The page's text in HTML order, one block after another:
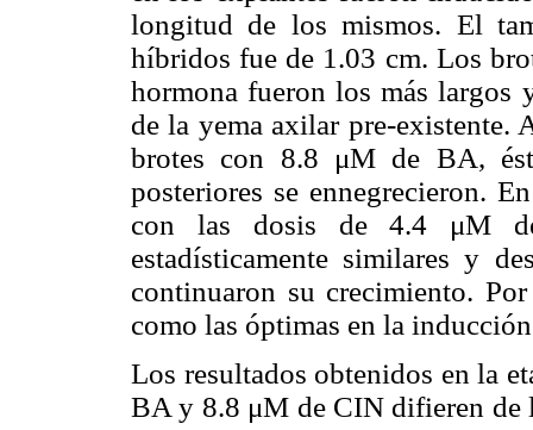
longitud de los mismos. El
híbridos fue de 1.03 cm. Los
hormona fueron los más largos
de la yema axilar pre-existente.
brotes con 8.8 μM de BA,
posteriores se ennegrecieron.
con las dosis de 4.4 μM
estadísticamente similares y
continuaron su crecimiento.
como las óptimas en la
Los resultados obtenidos en la
BA y 8.8 μM de CIN difieren de